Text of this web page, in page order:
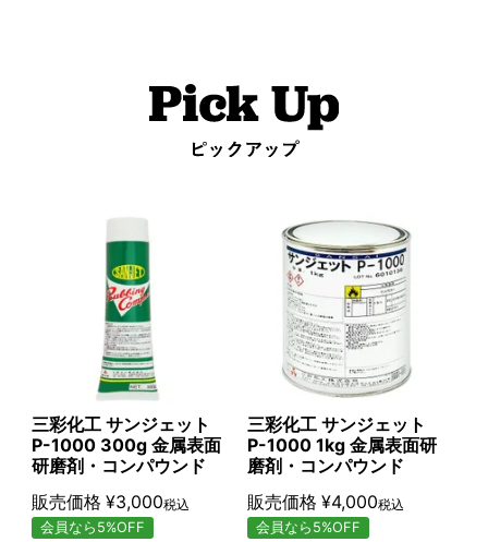
三彩化工 サンジェット
P-1000 300g 金属表面
研磨剤・コンパウンド
販売価格 ¥3,000税込
会員なら5%OFF
三彩化工 サンジェット
P-1000 1kg 金属表面研
磨剤・コンパウンド
販売価格 ¥4,000税込
会員なら5%OFF